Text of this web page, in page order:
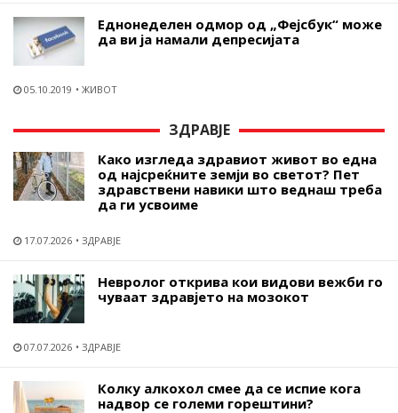
Еднонеделен одмор од „Фејсбук“ може
да ви ја намали депресијата
05.10.2019 ЖИВОТ
ЗДРАВЈЕ
Како изгледа здравиот живот во една
од најсреќните земји во светот? Пет
здравствени навики што веднаш треба
да ги усвоиме
17.07.2026 ЗДРАВЈЕ
Невролог открива кои видови вежби го
чуваат здравјето на мозокот
07.07.2026 ЗДРАВЈЕ
Колку алкохол смее да се испие кога
надвор се големи горештини?